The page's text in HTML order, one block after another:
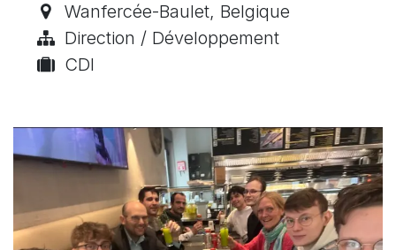
Wanfercée-Baulet, Belgique
Direction / Développement
CDI